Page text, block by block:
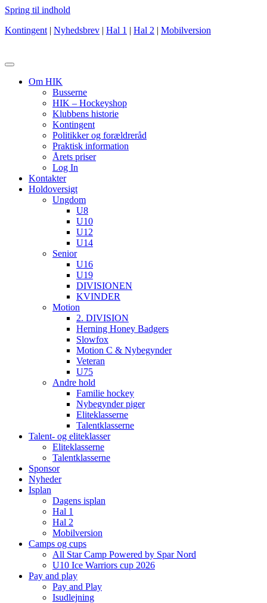
Spring til indhold
Kontingent | Nyhedsbrev | Hal 1 | Hal 2 | Mobilversion
Om HIK
Busserne
HIK – Hockeyshop
Klubbens historie
Kontingent
Politikker og forældreråd
Praktisk information
Årets priser
Log In
Kontakter
Holdoversigt
Ungdom
U8
U10
U12
U14
Senior
U16
U19
DIVISIONEN
KVINDER
Motion
2. DIVISION
Herning Honey Badgers
Slowfox
Motion C & Nybegynder
Veteran
U75
Andre hold
Familie hockey
Nybegynder piger
Eliteklasserne
Talentklasserne
Talent- og eliteklasser
Eliteklasserne
Talentklasserne
Sponsor
Nyheder
Isplan
Dagens isplan
Hal 1
Hal 2
Mobilversion
Camps og cups
All Star Camp Powered by Spar Nord
U10 Ice Warriors cup 2026
Pay and play
Pay and Play
Isudlejning